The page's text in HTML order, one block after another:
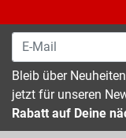
Bleib über
jetzt für unseren
Rabatt auf Deine